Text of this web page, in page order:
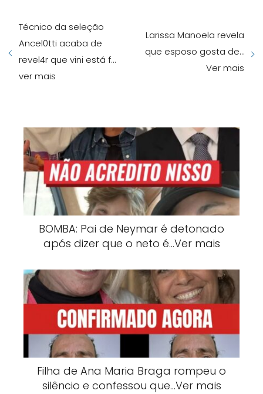
Técnico da seleção
Ancel0tti acaba de
revel4r que vini está f…
ver mais
Larissa Manoela revela
que esposo gosta de…
Ver mais
BOMBA: Pai de Neymar é detonado
após dizer que o neto é…Ver mais
Filha de Ana Maria Braga rompeu o
silêncio e confessou que…Ver mais